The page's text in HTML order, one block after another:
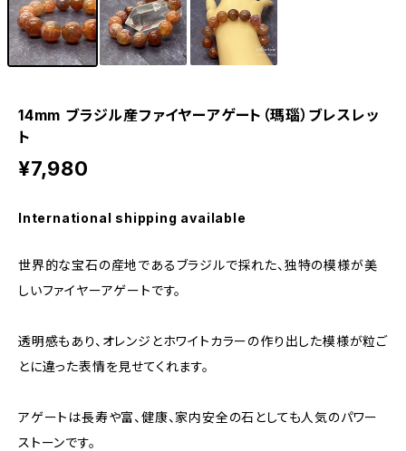
14mm ブラジル産ファイヤーアゲート（瑪瑙）ブレスレッ
ト
¥7,980
International shipping available
世界的な宝石の産地であるブラジルで採れた、独特の模様が美
しいファイヤーアゲートです。
透明感もあり、オレンジとホワイトカラーの作り出した模様が粒ご
とに違った表情を見せてくれます。
アゲートは長寿や富、健康、家内安全の石としても人気のパワー
ストーンです。